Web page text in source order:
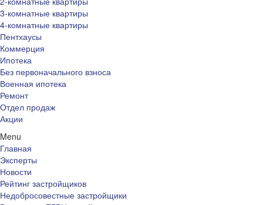
3-комнатные квартиры
4-комнатные квартиры
Пентхаусы
Коммерция
Ипотека
Без первоначального взноса
Военная ипотека
Ремонт
Отдел продаж
Акции
Menu
Главная
Эксперты
Новости
Рейтинг застройщиков
Недобросовестные застройщики